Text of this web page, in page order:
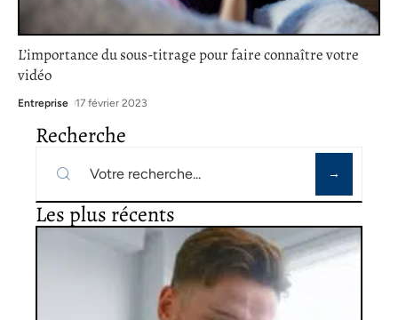
L’importance du sous-titrage pour faire connaître votre
vidéo
Entreprise 17 février 2023
Recherche
Les plus récents